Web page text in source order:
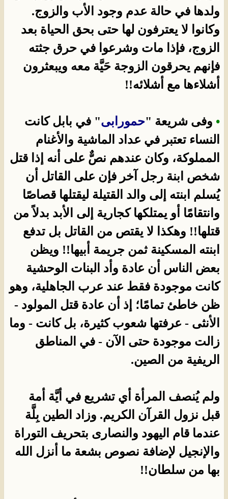
ولدها في حالة عدم وجود الأب والزوج.
وكانوا لا يعترفون لها حتى بحق الحياة بعد
الزوج، فإذا مات وشرعوا في حرق جثته
فإنهم يحرقون الزوجة حَيَّة معه ويبعثرون
أشلاءها مع أشلائه!!
• وفى شريعة "حمورابى" في بابل كانت
النساء تعتبر في عداد الماشية والأغنام
المملوكة، وكان عندهم نصٌّ على أنه إذا قتل
شخص ابنة رجل آخر فإن على القاتل أن
يُسلم ابنته إلى والد القتيلة ليقتلها قصاصًا
وانتقامًا أو يمتلكها كجارية إلى الأبد بدلاً من
قتلها!! وهكذا لا يقتص من القاتل بل تدفع
ابنته المسكينة ثمن جريمة أبيها!! ويظن
بعض الناس أن عادة وأد البنات الوحشية
كانت موجودة فقط عند عرب الجاهلية، وهو
ظن خاطئ تمامًا؛ إذ أن عادة قتل المولود -
الأنثى - عرفتها شعوب كثيرة، بل كانت - وما
زالت موجودة حتى الآن - في المناطق
الريفية من الصين.
ولم يُنصف المرأة أي تشريع في أيَّة أمة
قبل نزول القرآن الكريم. وزاد الطين بِلَّة
عندما قام اليهود والنصارى بتحريف التوراة
والإنجيل لإضافة نصوص بشعة ما أنزل الله
بها من سلطان!!